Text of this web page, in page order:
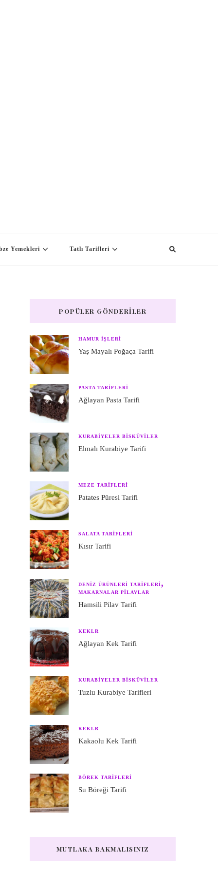
Yemekleri Tatlı Tarifleri
POPÜLER GÖNDERILER
HAMUR IŞLERI
Yaş Mayalı Poğaça Tarifi
PASTA TARIFLERI
Ağlayan Pasta Tarifi
KURABIYELER BISKÜVILER
Elmalı Kurabiye Tarifi
MEZE TARIFLERI
Patates Püresi Tarifi
SALATA TARIFLERI
Kısır Tarifi
DENIZ ÜRÜNLERI TARIFLERI
MAKARNALAR PILAVLAR
Hamsili Pilav Tarifi
KEKLR
Ağlayan Kek Tarifi
KURABIYELER BISKÜVILER
Tuzlu Kurabiye Tarifleri
KEKLR
Kakaolu Kek Tarifi
BÖREK TARIFLERI
Su Böreği Tarifi
MUTLAKA BAKMALISINIZ